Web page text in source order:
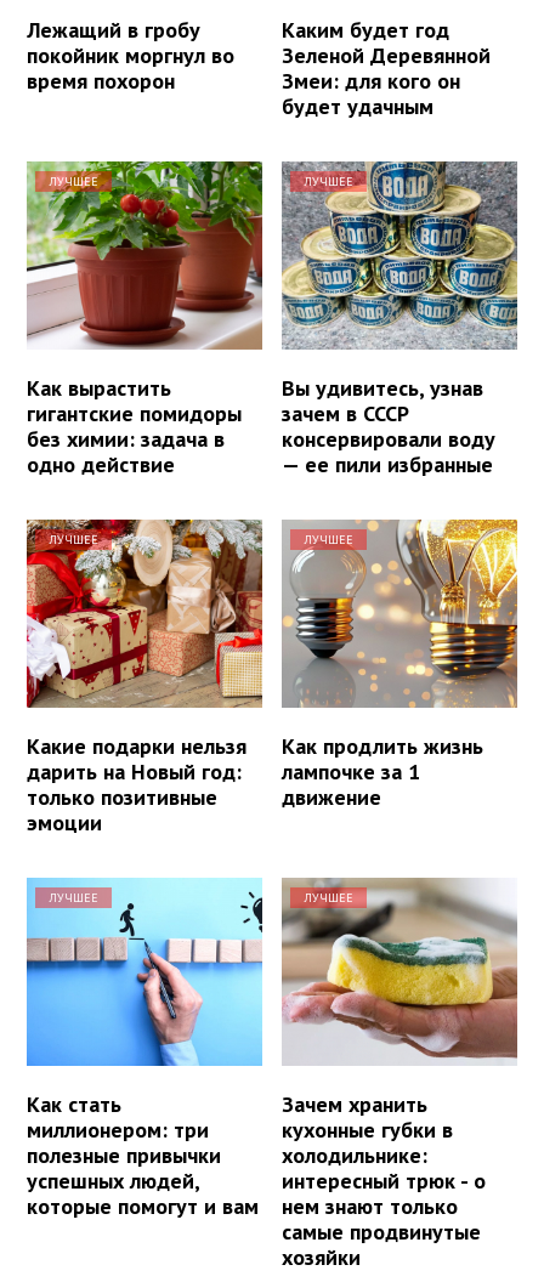
Лежащий в гробу
покойник моргнул во
время похорон
Каким будет год
Зеленой Деревянной
Змеи: для кого он
будет удачным
ЛУЧШЕЕ
Как вырастить
гигантские помидоры
без химии: задача в
одно действие
ЛУЧШЕЕ
Вы удивитесь, узнав
зачем в СССР
консервировали воду
— ее пили избранные
ЛУЧШЕЕ
Какие подарки нельзя
дарить на Новый год:
только позитивные
эмоции
ЛУЧШЕЕ
Как продлить жизнь
лампочке за 1
движение
ЛУЧШЕЕ
Как стать
миллионером: три
полезные привычки
успешных людей,
которые помогут и вам
ЛУЧШЕЕ
Зачем хранить
кухонные губки в
холодильнике:
интересный трюк - о
нем знают только
самые продвинутые
хозяйки